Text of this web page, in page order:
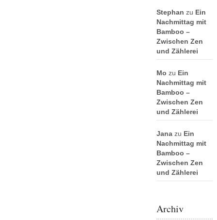
Stephan zu Ein
Nachmittag mit
Bamboo –
Zwischen Zen
und Zählerei
Mo zu Ein
Nachmittag mit
Bamboo –
Zwischen Zen
und Zählerei
Janazu Ein
Nachmittag mit
Bamboo –
Zwischen Zen
und Zählerei
Archiv